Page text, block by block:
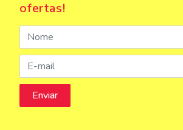
ofertas!